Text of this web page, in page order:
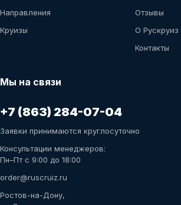
Направления
Круизы
Отзывы
О Рускруиз
Контакты
Мы на связи
+7 (863) 284-07-04
Заявки принимаются круглосуточно
Консультации менеджеров:
Пн–Пт с 9:00 до 18:00
order@ruscruiz.ru
Ростов-на-Дону,